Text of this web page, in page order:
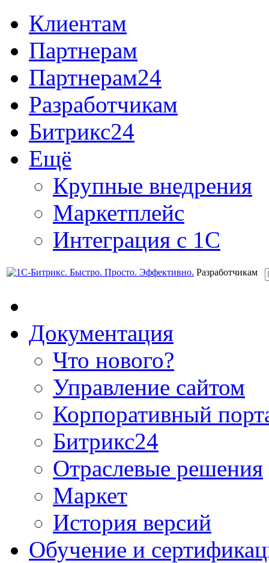
Клиентам
Партнерам
Партнерам24
Разработчикам
Битрикс24
Ещё
Крупные внедрения
Маркетплейс
Интеграция с 1С
Разработчикам
Документация
Что нового?
Управление сайтом
Корпоративный
Битрикс24
Отраслевые решения
Маркет
История версий
Обучение и